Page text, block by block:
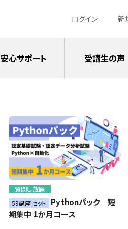
ログイン 新
質問し放題
59講座セット
Pythonパック 短
期集中 1か月コース
安心サポート 受講生の声